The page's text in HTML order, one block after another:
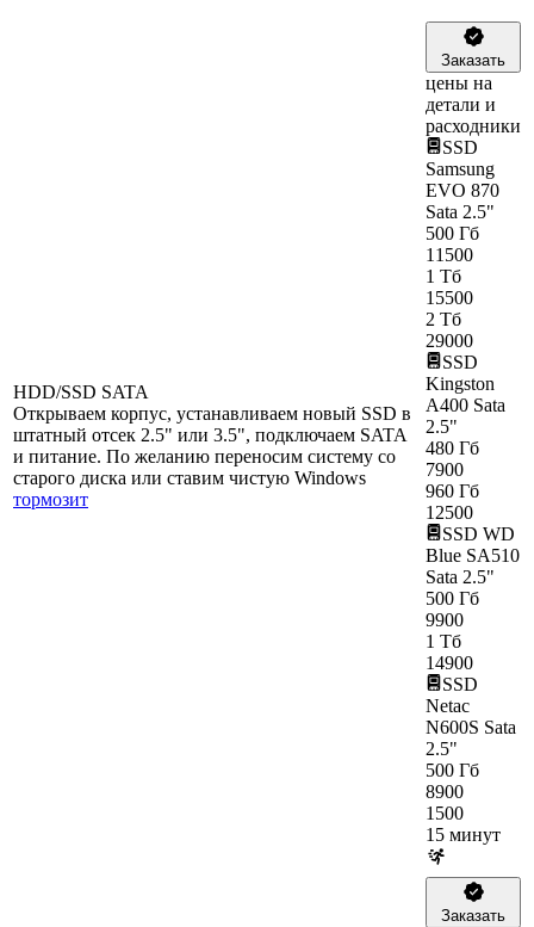
HDD/SSD SATA
Открываем корпус, устанавливаем новый SSD в
штатный отсек 2.5" или 3.5", подключаем SATA
и питание. По желанию переносим систему со
старого диска или ставим чистую Windows
тормозит
Заказать
цены на
детали и
расходники
SSD
Samsung
EVO 870
Sata 2.5"
500 Гб
11500
1 Тб
15500
2 Тб
29000
SSD
Kingston
A400 Sata
2.5"
480 Гб
7900
960 Гб
12500
SSD WD
Blue SA510
Sata 2.5"
500 Гб
9900
1 Тб
14900
SSD
Netac
N600S Sata
2.5"
500 Гб
8900
1500
15 минут
Заказать